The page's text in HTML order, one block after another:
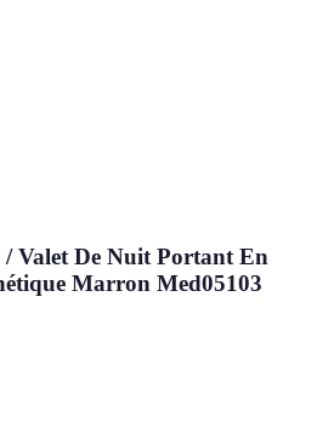
/ Valet De Nuit Portant En
Marron Med05103